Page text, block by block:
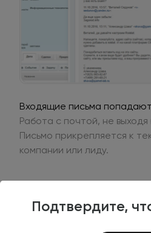
Подтвердите,
Входящие письма попадают
Работа с почтой, не выходя
Письмо прикрепляется к
компании или лиду.